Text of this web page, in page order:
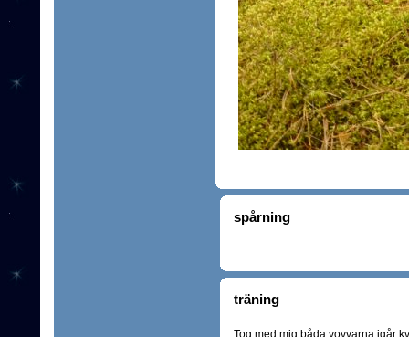
spårning
träning
Tog med mig båda vovvarna igår